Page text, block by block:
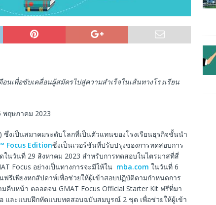
นเพื่อขับเคลื่อนผู้สมัครไปสู่ความสำเร็จในเส้นทางโรงเรียน
พฤษภาคม 2023
ซึ่งเป็นสมาคมระดับโลกที่เป็นตัวแทนของโรงเรียนธุรกิจชั้นนำ
Focus Editionซึ่งเป็นเวอร์ชันที่ปรับปรุงของการทดสอบการ
นวันที่ 29 สิงหาคม 2023 สำหรับการทดสอบในไตรมาสที่สี่
Focus อย่างเป็นทางการจะมีให้ใน mba.com ในวันที่ 6
ฟรีเพียงหกสัปดาห์เพื่อช่วยให้ผู้เข้าสอบปฏิบัติตามกำหนดการ
คืบหน้า ตลอดจน GMAT Focus Official Starter Kit ฟรีที่มา
และแบบฝึกหัดแบบทดสอบฉบับสมบูรณ์ 2 ชุด เพื่อช่วยให้ผู้เข้า